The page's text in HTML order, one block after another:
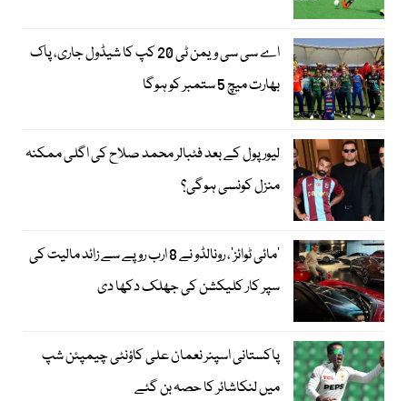
اے سی سی ویمن ٹی 20 کپ کا شیڈول جاری، پاک
بھارت میچ 5 ستمبر کو ہوگا
لیور پول کے بعد فٹبالر محمد صلاح کی اگلی ممکنہ
منزل کونسی ہوگی؟
’مائی ٹوائز‘، رونالڈو نے 8 ارب روپے سے زائد مالیت کی
سپر کار کلیکشن کی جھلک دکھا دی
پاکستانی اسپنر نعمان علی کاؤنٹی چیمپئن شپ
میں لنکاشائر کا حصہ بن گئے